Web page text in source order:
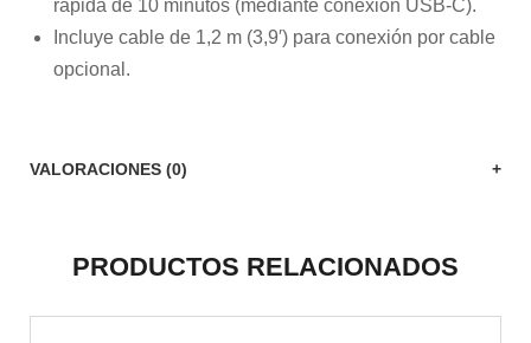
rápida de 10 minutos (mediante conexión USB-C).
Incluye cable de 1,2 m (3,9′) para conexión por cable
opcional.
VALORACIONES (0)
PRODUCTOS RELACIONADOS